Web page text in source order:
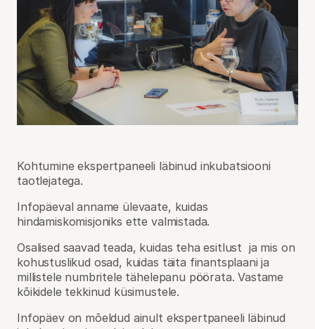
Kohtumine ekspertpaneeli läbinud inkubatsiooni
taotlejatega.
Infopäeval anname ülevaate, kuidas
hindamiskomisjoniks ette valmistada.
Osalised saavad teada, kuidas teha esitlust ja mis on
kohustuslikud osad, kuidas täita finantsplaani ja
millistele numbritele tähelepanu pöörata. Vastame
kõikidele tekkinud küsimustele.
Infopäev on mõeldud ainult ekspertpaneeli läbinud